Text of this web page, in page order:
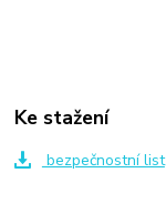
Ke stažení
bezpečnostní list